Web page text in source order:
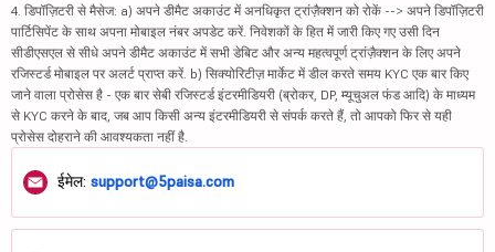
4. डिपॉज़िटरी से मैसेज: a) अपने डीमैट अकाउंट में अनधिकृत ट्रांज़ैक्शन को रोकें --> अपने डिपॉज़िटरी
पार्टिसिपेंट के साथ अपना मोबाइल नंबर अपडेट करें. निवेशकों के हित में जारी किए गए उसी दिन
सीडीएसएल से सीधे अपने डीमैट अकाउंट में सभी डेबिट और अन्य महत्वपूर्ण ट्रांज़ैक्शन के लिए अपने
रजिस्टर्ड मोबाइल पर अलर्ट प्राप्त करें. b) सिक्योरिटीज़ मार्केट में डील करते समय KYC एक बार किए
जाने वाला प्रोसेस है - एक बार सेबी रजिस्टर्ड इंटरमीडियरी (ब्रोकर, DP, म्यूचुअल फंड आदि) के माध्यम
से KYC करने के बाद, जब आप किसी अन्य इंटरमीडियरी से संपर्क करते हैं, तो आपको फिर से यही
प्रोसेस दोहराने की आवश्यकता नहीं है.
ईमेल: support@5paisa.com